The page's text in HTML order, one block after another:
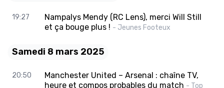
19:27
Nampalys Mendy (RC Lens), merci Will Still
et ça bouge plus ! - Jeunes Footeux
Samedi 8 mars 2025
20:50
Manchester United – Arsenal : chaîne TV,
heure et compos probables du match - Top